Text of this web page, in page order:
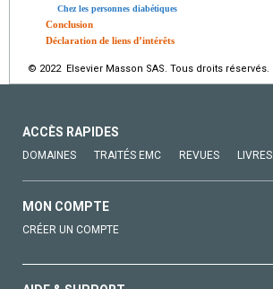
Chez les personnes diabétiques
Conclusion
Déclaration de liens d’intérêts
© 2022 Elsevier Masson SAS. Tous droits réservés.
ACCÈS RAPIDES
DOMAINES TRAITÉS EMC REVUES LIVRES
MON COMPTE
CRÉER UN COMPTE